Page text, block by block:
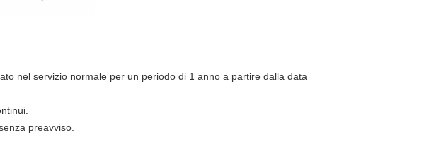
nel servizio normale per un periodo di 1 anno a partire dalla data
preavviso.